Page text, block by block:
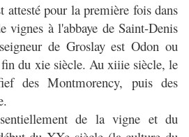
attesté pour la première fois dans
vignes à l'abbaye de Saint-Denis
de Groslay est Odon ou
du xie siècle. Au xiiie siècle, le
des Montmorency, puis des
de la vigne et du